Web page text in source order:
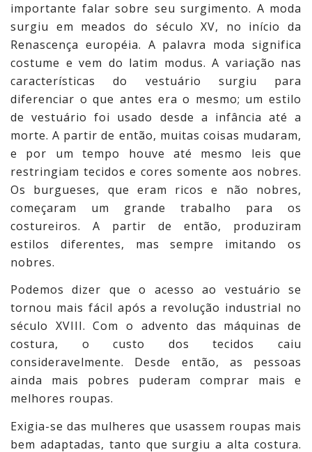
importante falar sobre seu surgimento. A moda
surgiu em meados do século XV, no início da
Renascença européia. A palavra moda significa
costume e vem do latim modus. A variação nas
características do vestuário surgiu para
diferenciar o que antes era o mesmo; um estilo
de vestuário foi usado desde a infância até a
morte. A partir de então, muitas coisas mudaram,
e por um tempo houve até mesmo leis que
restringiam tecidos e cores somente aos nobres.
Os burgueses, que eram ricos e não nobres,
começaram um grande trabalho para os
costureiros. A partir de então, produziram
estilos diferentes, mas sempre imitando os
nobres.
Podemos dizer que o acesso ao vestuário se
tornou mais fácil após a revolução industrial no
século XVIII. Com o advento das máquinas de
costura, o custo dos tecidos caiu
consideravelmente. Desde então, as pessoas
ainda mais pobres puderam comprar mais e
melhores roupas.
Exigia-se das mulheres que usassem roupas mais
bem adaptadas, tanto que surgiu a alta costura.